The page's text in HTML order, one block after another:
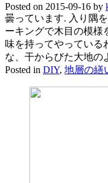
Posted on 2015-09-16 by
曇っています. 入り隅
ーキングで木目の模様
味を持ってやっている
な、干からびた大地の
Posted in DIY, 地層の繕